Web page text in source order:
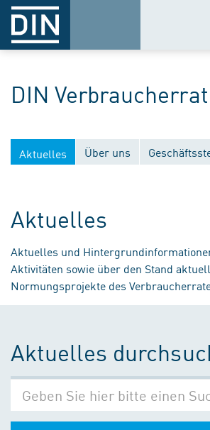
DIN Verbraucherrat
Aktuelles Über uns
Aktuelles
Aktuelles und
Aktivitäten sowie über den Stand
Normungsprojekte des
Aktuelles